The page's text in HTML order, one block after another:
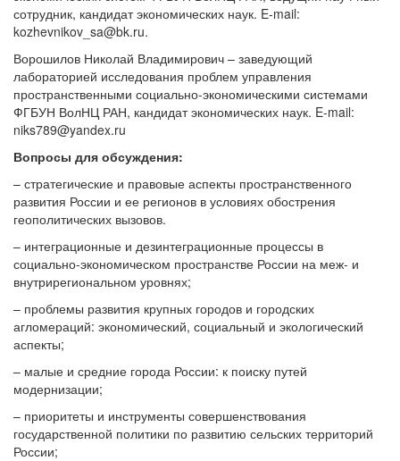
сотрудник, кандидат экономических наук. E-mail:
kozhevnikov_sa@bk.ru.
Ворошилов Николай Владимирович – заведующий
лабораторией исследования проблем управления
пространственными социально-экономическими системами
ФГБУН ВолНЦ РАН, кандидат экономических наук. E-mail:
niks789@yandex.ru
Вопросы для обсуждения:
– стратегические и правовые аспекты пространственного
развития России и ее регионов в условиях обострения
геополитических вызовов.
– интеграционные и дезинтеграционные процессы в
социально-экономическом пространстве России на меж- и
внутрирегиональном уровнях;
– проблемы развития крупных городов и городских
агломераций: экономический, социальный и экологический
аспекты;
– малые и средние города России: к поиску путей
модернизации;
– приоритеты и инструменты совершенствования
государственной политики по развитию сельских территорий
России;